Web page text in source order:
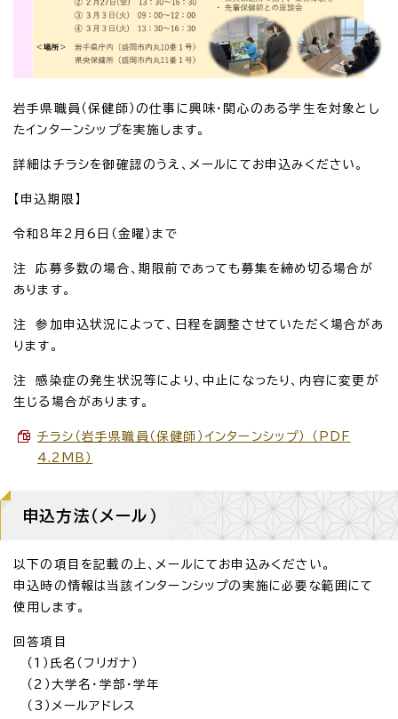
岩手県職員（保健師）の仕事に興味・関心のある学生を対象とし
たインターンシップを実施します。
詳細はチラシを御確認のうえ、メールにてお申込みください。
【申込期限】
令和8年2月6日（金曜）まで
注 応募多数の場合、期限前であっても募集を締め切る場合が
あります。
注 参加申込状況によって、日程を調整させていただく場合があ
ります。
注 感染症の発生状況等により、中止になったり、内容に変更が
生じる場合があります。
チラシ（岩手県職員（保健師）インターンシップ） （PDF
4.2MB）
申込方法（メール）
以下の項目を記載の上、メールにてお申込みください。
申込時の情報は当該インターンシップの実施に必要な範囲にて
使用します。
回答項目
（1）氏名（フリガナ）
（2）大学名・学部・学年
（3）メールアドレス